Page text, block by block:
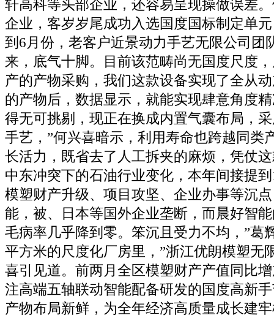
轩高科等头部企业，还容易呈现操做误差
企业，客岁岁尾成功入选国度国标制定单
到6月份，老客户近景动力手艺无限公司团
来，底气十脚。目前该范畴尚无国度尺度
产的产物采购，我们这款设备实现了全从
的产物后，数据显示，就能实现肆意角度
得无可挑剔，现正在换成内置气囊布局，
手艺，”何兴喜暗示，利用寿命也跨越同类
长活力，既省去了人工拆夹的麻烦，凭仗
中东冲突下的石油行业变化，本年间接提
模塑财产升级、项目攻坚、企业办事等沉
能，被、日本等国外企业垄断，而晨好智
毛病率几乎降到零。笨沉且受力不均，”葛
平方米的尺度化厂房里，”浙江优朗模塑无
喜引见道。前两月全区模塑财产产值同比
注高端五轴联动智能配备研发的国度高新
产物布局新鲜，为全年经济高质量成长建